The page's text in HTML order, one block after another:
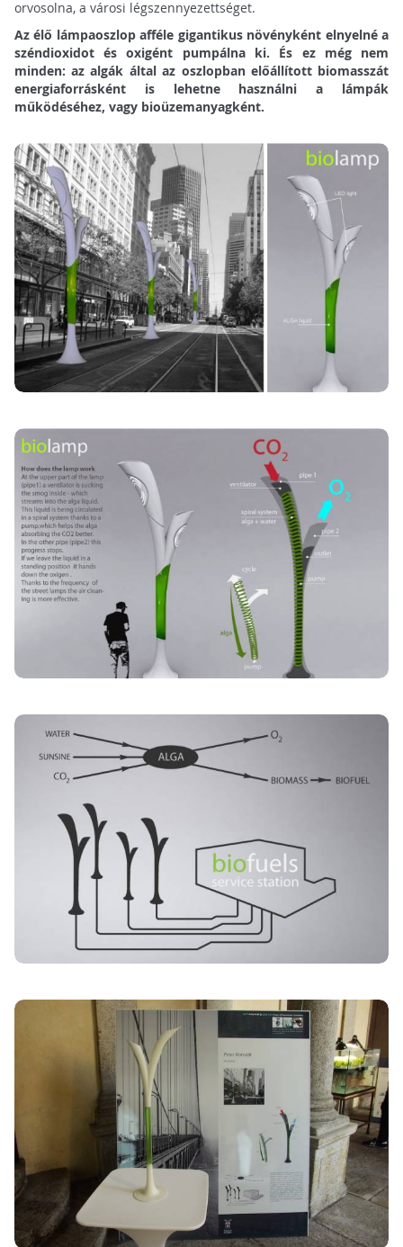
orvosolna, a városi légszennyezettséget.
Az élő lámpaoszlop afféle gigantikus növényként elnyelné a
széndioxidot és oxigént pumpálna ki. És ez még nem
minden: az algák által az oszlopban előállított biomasszát
energiaforrásként is lehetne használni a lámpák
működéséhez, vagy bioüzemanyagként.